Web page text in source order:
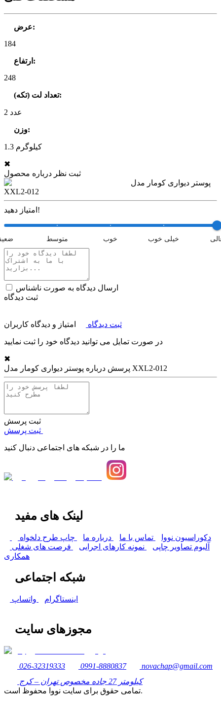
عرض:
184
ارتفاع :
248
تعداد لت (تکه):
2 عدد
وزن:
1.3 کیلوگرم
✖
ثبت نظر درباره محصول
پوستر دیواری کومار مدل
XXL2-012
امتیاز دهید!
متوسط خوب خیلی خوب
ارسال دیدگاه به صورت ناشناس
ثبت دیدگاه
ثبت دیدگاه امتیاز و دیدگاه کاربران
در صورت تمایل می توانید دیدگاه خود را ثبت نمایید
✖
پرسش درباره پوستر دیواری کومار مدل XXL2-012
ثبت پرسش
ما را در شبکه های اجتماعی دنبال کنید
لینک های مفید
دکوراسیون نووا تماس با ما درباره ما
چاپ طرح دلخواه
آلبوم تصاویر چاپی
نمونه کارهای اجرایی
فرصت های شغلی
همکاری
شبکه اجتماعی
اینستاگرام واتساپ
مجوزهای سایت
026-32319333 0991-8880837
novachap@gmail.com
کیلومتر 27 جاده مخصوص تهران – کرج
تمامی حقوق برای سایت نووا محفوظ است.